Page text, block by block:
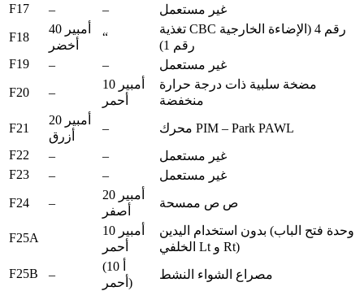
F17
– –
غير مستعمل
F18
40 أمبير
أخضر
“
تغذية CBC رقم 4 (الإضاءة الخارجية
رقم 1)
F19
– –
غير مستعمل
F20
–
10 أمبير
أحمر
مضخة سلبية ذات درجة حرارة
منخفضة
F21
20 أمبير
أزرق
–
محرك PIM – Park PAWL
F22
– –
غير مستعمل
F23
– –
غير مستعمل
F24
–
20 أمبير
أصفر
ص ص ممسحة
F25A
10 أمبير
أحمر
بدون استخدام اليدين (وحدة فتح الباب
الخلفي Lt و Rt)
F25B
–
(10 أ
أحمر)
مصراع الشواء النشط